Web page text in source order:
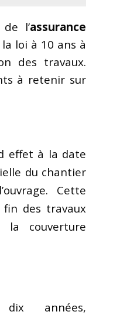
l’assurance
loi à 10 ans à
des travaux.
à retenir sur
effet à la date
du chantier
Cette
des travaux
couverture
années,